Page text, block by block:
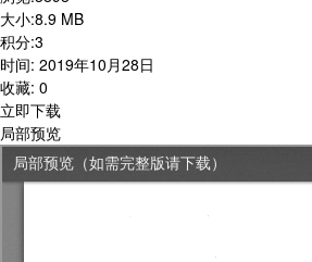
大小:8.9 MB
积分:3
时间: 2019年10月28日
收藏: 0
立即下载
局部预览